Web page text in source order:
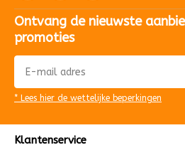
Ontvang de nieuwste
promoties
* Lees hier de wettelijke beperkingen
Klantenservice